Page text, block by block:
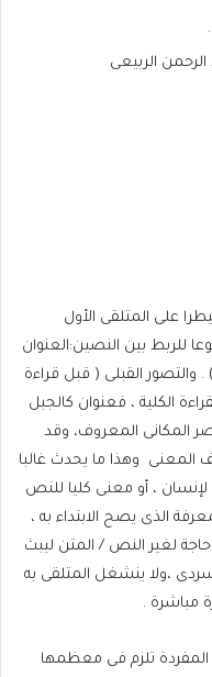
الربيعى
على المتلقى الأول
للربط بين النصين:العنوان
والتصور القبلى ( قبل قراءة
الكلية ، فعنوان كالجبل
المكانى المعروف، وقد
المعنى
وهذا ما يحدث غالبا
، أو معنى كليا للنص
الذى يصح الابتداء به ،
لغير النص / المتن ليبث
،ولا ينشغل المتلقى به
مباشرة .
المفردة تلزم فى معظمها